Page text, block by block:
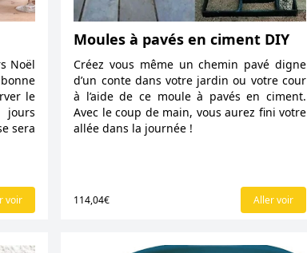
Noël
le
sera
voir
Moules à pavés en ciment DIY
Créez vous même un chemin pavé digne
d’un conte dans votre jardin ou votre cour
à l’aide de ce moule à pavés en ciment.
Avec le coup de main, vous aurez fini votre
allée dans la journée !
114,04€ Aller voir